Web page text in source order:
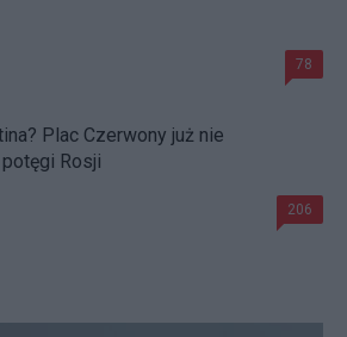
78
Plac Czerwony już nie
Rosji
206